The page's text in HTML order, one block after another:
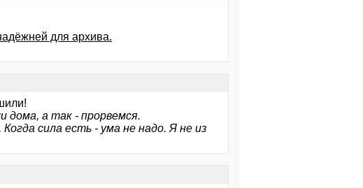
для архива.
дома, а так - прорвемся.
сила есть - ума не надо. Я не из